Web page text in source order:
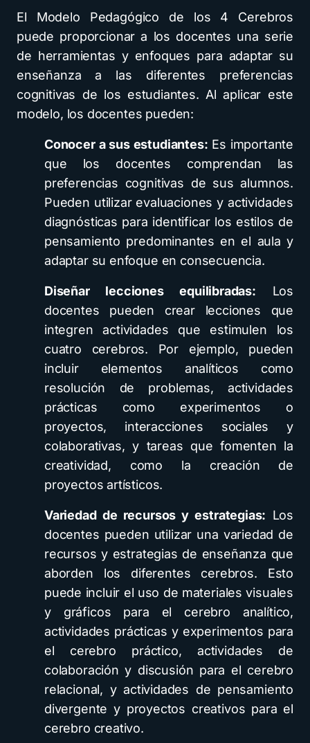
El Modelo Pedagógico de los 4 Cerebros
puede proporcionar a los docentes una serie
de herramientas y enfoques para adaptar su
enseñanza a las diferentes preferencias
cognitivas de los estudiantes. Al aplicar este
modelo, los docentes pueden:
Conocer a sus estudiantes: Es importante
que los docentes comprendan las
preferencias cognitivas de sus alumnos.
Pueden utilizar evaluaciones y actividades
diagnósticas para identificar los estilos de
pensamiento predominantes en el aula y
adaptar su enfoque en consecuencia.
Diseñar lecciones equilibradas: Los
docentes pueden crear lecciones que
integren actividades que estimulen los
cuatro cerebros. Por ejemplo, pueden
incluir elementos analíticos como
resolución de problemas, actividades
prácticas como experimentos o
proyectos, interacciones sociales y
colaborativas, y tareas que fomenten la
creatividad, como la creación de
proyectos artísticos.
Variedad de recursos y estrategias: Los
docentes pueden utilizar una variedad de
recursos y estrategias de enseñanza que
aborden los diferentes cerebros. Esto
puede incluir el uso de materiales visuales
y gráficos para el cerebro analítico,
actividades prácticas y experimentos para
el cerebro práctico, actividades de
colaboración y discusión para el cerebro
relacional, y actividades de pensamiento
divergente y proyectos creativos para el
cerebro creativo.